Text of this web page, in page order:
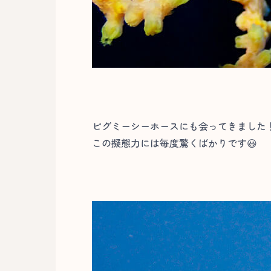
ピグミーシーホースにも会ってきました
この擬態力には毎度驚くばかりです😃